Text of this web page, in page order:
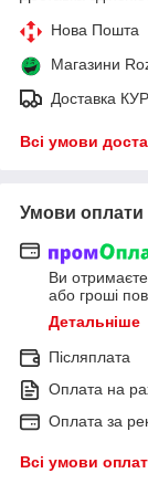
Нова Пошта
Магазини
Доставка
Всі умови
Умови оплати
Ви
або гроші
Детальніше
Післяплата
Оплата на
Оплата за
Всі умови